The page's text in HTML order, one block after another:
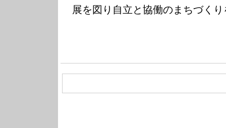
展を図り自立と協働のまちづく